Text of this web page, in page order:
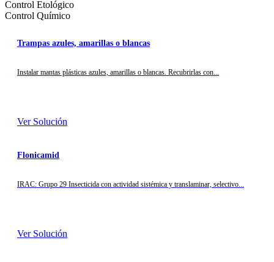
Control Etológico
Control Químico
Trampas azules, amarillas o blancas
Instalar mantas plásticas azules, amarillas o blancas. Recubrirlas con...
Ver Solución
Flonicamid
IRAC: Grupo 29 Insecticida con actividad sistémica y translaminar, selectivo...
Ver Solución